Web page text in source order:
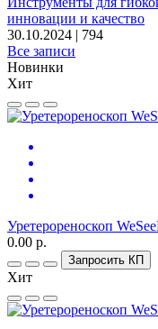
инновации и качество
30.10.2024 | 794
Все записи
Новинки
Хит
Уретерореноскоп
0.00 р.
Запросить КП
Хит